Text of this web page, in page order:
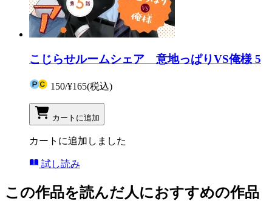
こじらせルームシェア 意地っぱりVS俺様 5
150/¥165(税込)
カートに追加
カートに追加しました
試し読み
この作品を読んだ人におすすめの作品